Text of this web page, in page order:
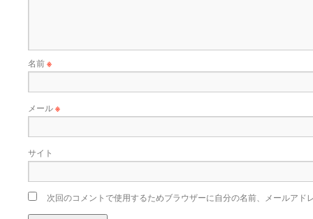
名前※
メール※
サイト
次回のコメントで使用するためブラウザーに自分の名前、メールアド